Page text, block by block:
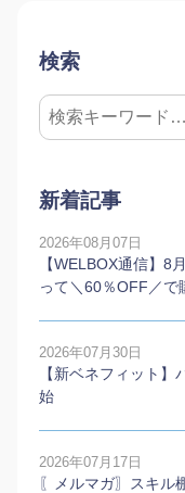
検索
新着記事
2026年08月07日
【WELBOX通信】8
って＼60％OFF／で
2026年07月30日
【新ベネフィット
始
2026年07月17日
〖メルマガ〗スキル